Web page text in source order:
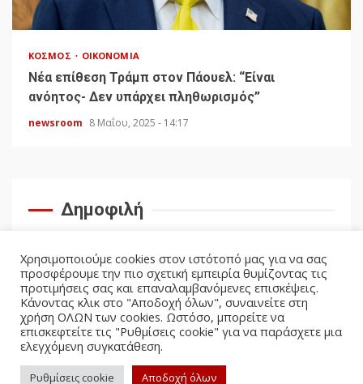
ΚΌΣΜΟΣ ΟΙΚΟΝΟΜΊΑ
Νέα επίθεση Τράμπ στον Πάουελ: “Είναι
ανόητος- Δεν υπάρχει πληθωρισμός”
newsroom 8 Μαΐου, 2025 - 14:17
Δημοφιλή
Χρησιμοποιούμε cookies στον ιστότοπό μας για να σας
προσφέρουμε την πιο σχετική εμπειρία θυμίζοντας τις
προτιμήσεις σας και επαναλαμβανόμενες επισκέψεις.
Κάνοντας κλικ στο "Αποδοχή όλων", συναινείτε στη
χρήση ΟΛΩΝ των cookies. Ωστόσο, μπορείτε να
επισκεφτείτε τις "Ρυθμίσεις cookie" για να παράσχετε μια
ελεγχόμενη συγκατάθεση.
Ρυθμίσεις cookie Αποδοχή όλων